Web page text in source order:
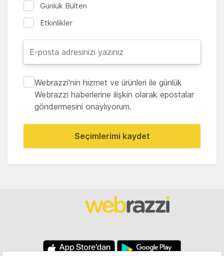
Günlük Bülten
Etkinlikler
Webrazzi'nin hizmet ve ürünleri ile günlük
Webrazzi haberlerine ilişkin olarak epostalar
göndermesini onaylıyorum.
Seçimlerimi kaydet